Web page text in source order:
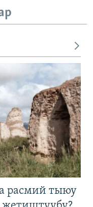
расмий тыюу